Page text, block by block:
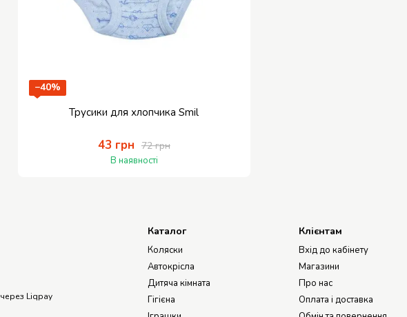
−40%
Трусики для хлопчика Smil
72 грн
43 грн
В наявності
Каталог
Коляски
Автокрісла
Дитяча кімната
Гігієна
Клієнтам
Вхід до кабінету
Магазини
Про нас
Оплата і доставка